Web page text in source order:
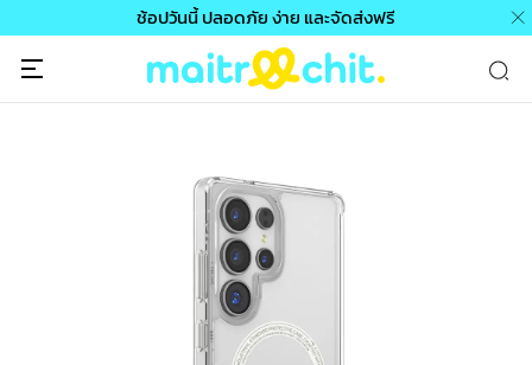
ช้อปวันนี้ ปลอดภัย ง่าย และจัดส่งฟรี